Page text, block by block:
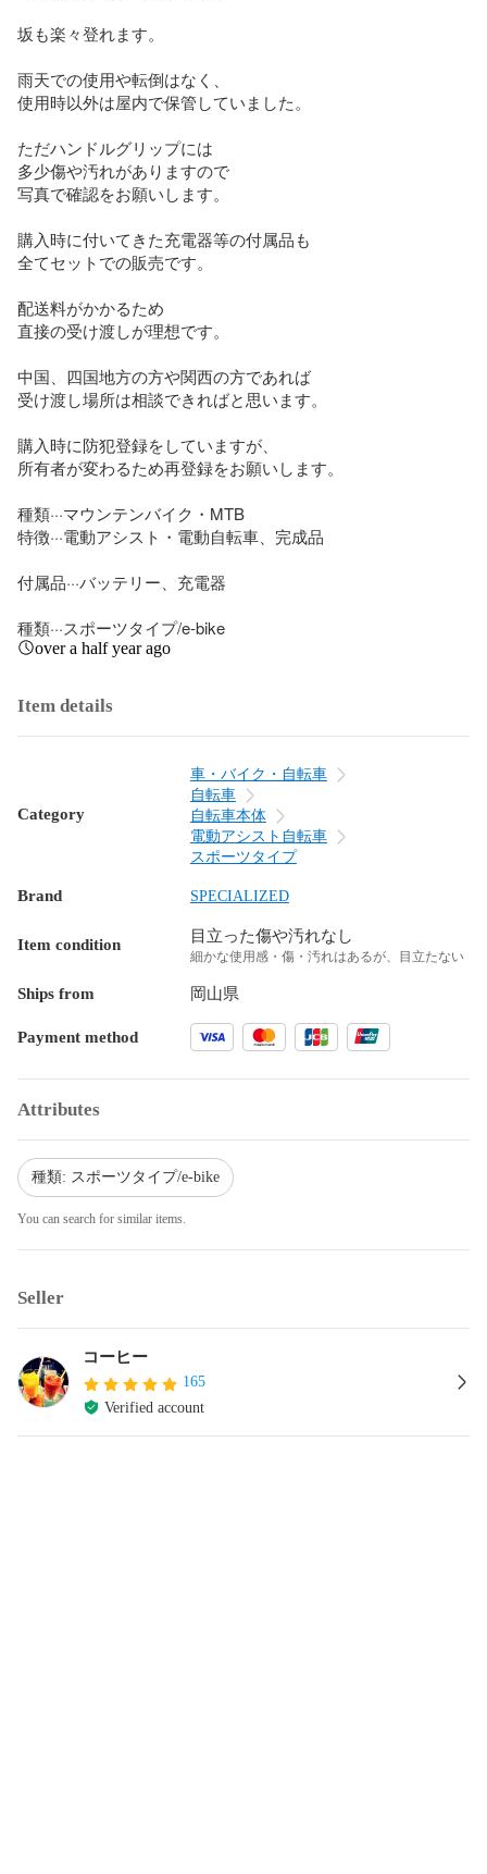
坂も楽々登れます。
雨天での使用や転倒はなく、
使用時以外は屋内で保管していました。
ただハンドルグリップには
多少傷や汚れがありますので
写真で確認をお願いします。
購入時に付いてきた充電器等の付属品も
全てセットでの販売です。
配送料がかかるため
直接の受け渡しが理想です。
中国、四国地方の方や関西の方であれば
受け渡し場所は相談できればと思います。
購入時に防犯登録をしていますが、
所有者が変わるため再登録をお願いします。
種類···マウンテンバイク・MTB
特徴···電動アシスト・電動自転車、完成品
付属品···バッテリー、充電器
種類···スポーツタイプ/e-bike
over a half year ago
Item details
Category
車・バイク・自転車
自転車
自転車本体
電動アシスト自転車
スポーツタイプ
Brand SPECIALIZED
Item condition 目立った傷や汚れなし
細かな使用感・傷・汚れはあるが、目立たない
Ships from 岡山県
Payment method
Attributes
種類: スポーツタイプ/e-bike
You can search for similar items.
Seller
コーヒー
165
Verified account